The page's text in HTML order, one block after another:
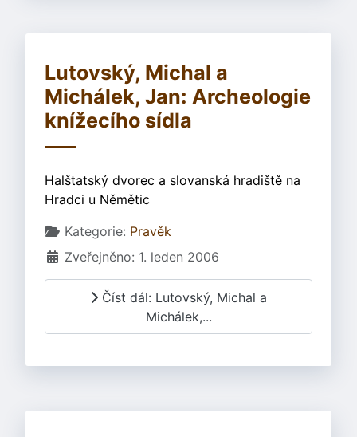
Lutovský, Michal a
Michálek, Jan: Archeologie
knížecího sídla
Halštatský dvorec a slovanská hradiště na
Hradci u Němětic
Základní údaje
Kategorie: Pravěk
Zveřejněno: 1. leden 2006
Číst dál: Lutovský, Michal a
Michálek,...